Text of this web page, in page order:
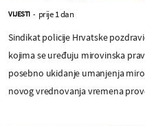
VIJESTI - prije 1 dan
Sindikat policije Hrvatske
kojima se uređuju mirovinska
posebno ukidanje umanjenja
novog vrednovanja vremena